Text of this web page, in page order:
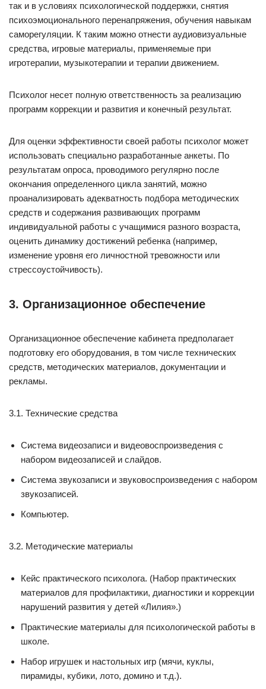
так и в условиях психологической поддержки, снятия
психоэмоционального перенапряжения, обучения навыкам
саморегуляции. К таким можно отнести аудиовизуальные
средства, игровые материалы, применяемые при
игротерапии, музыкотерапии и терапии движением.
Психолог несет полную ответственность за реализацию
программ коррекции и развития и конечный результат.
Для оценки эффективности своей работы психолог может
использовать специально разработанные анкеты. По
результатам опроса, проводимого регулярно после
окончания определенного цикла занятий, можно
проанализировать адекватность подбора методических
средств и содержания развивающих программ
индивидуальной работы с учащимися разного возраста,
оценить динамику достижений ребенка (например,
изменение уровня его личностной тревожности или
стрессоустойчивость).
3. Организационное обеспечение
Организационное обеспечение кабинета предполагает
подготовку его оборудования, в том числе технических
средств, методических материалов, документации и
рекламы.
3.1. Технические средства
Система видеозаписи и видеовоспроизведения с
набором видеозаписей и слайдов.
Система звукозаписи и звуковоспроизведения с набором
звукозаписей.
Компьютер.
3.2. Методические материалы
Кейс практического психолога. (Набор практических
материалов для профилактики, диагностики и коррекции
нарушений развития у детей «Лилия».)
Практические материалы для психологической работы в
школе.
Набор игрушек и настольных игр (мячи, куклы,
пирамиды, кубики, лото, домино и т.д.).